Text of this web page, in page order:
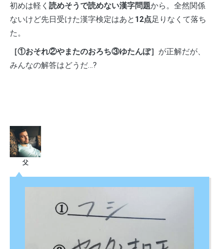
初めは軽く 読めそうで読めない漢字問題から。全然関係
ないけど先日受けた漢字検定はあと 12点足りなくて落ち
た。
［①おそれ②やまたのおろち③ゆたんぽ］ が正解だが、
みんなの解答はどうだ…?